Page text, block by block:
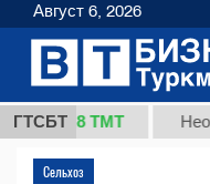
ГТСБТ
ТМТ
Сельхоз
Август 6, 2026